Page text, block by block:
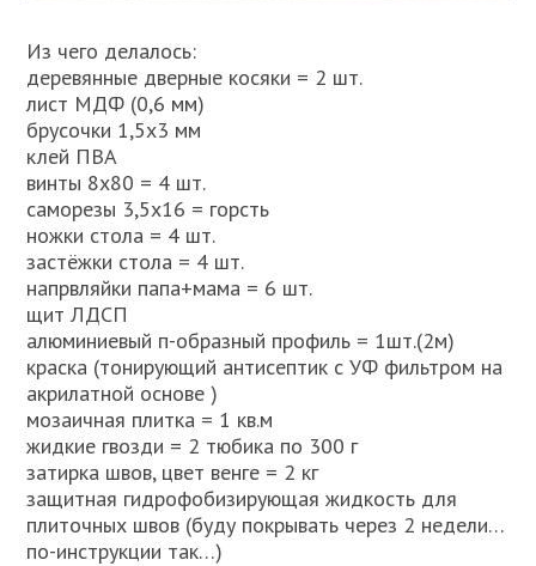
Из чего делалось:
деревянные дверные косяки = 2 шт.
лист МДФ (0,6 мм)
брусочки 1,5х3 мм
клей ПВА
винты 8х80 = 4 шт.
саморезы 3,5х16 = горсть
ножки стола = 4 шт.
застёжки стола = 4 шт.
напрвляйки папа+мама = 6 шт.
щит ЛДСП
алюминиевый п-образный профиль = 1шт.(2м)
краска (тонирующий антисептик с УФ фильтром на
акрилатной основе )
мозаичная плитка = 1 кв.м
жидкие гвозди = 2 тюбика по 300 г
затирка швов, цвет венге = 2 кг
защитная гидрофобизирующая жидкость для
плиточных швов (буду покрывать через 2 недели…
по-инструкции так…)